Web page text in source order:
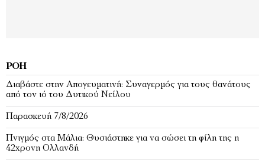
ΡΟΉ
Διαβάστε στην Απογευματινή: Συναγερμός για τους θανάτους
από τον ιό του Δυτικού Νείλου
Παρασκευή 7/8/2026
Πνιγμός στα Μάλια: Θυσιάστηκε για να σώσει τη φίλη της η
42χρονη Ολλανδή